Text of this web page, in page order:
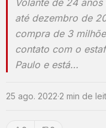
Volante de 24
até dezembro de
compra de 3
contato com o
Paulo e está…
25 ago. 2022·2 min de